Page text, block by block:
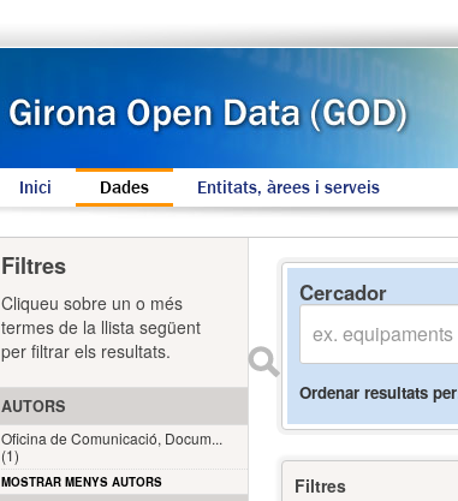
Inici Dades Entitats, àrees i serveis
Cercador
Ordenar resultats per
Filtres
Filtres
Cliqueu sobre un o més
termes de la llista següent
per filtrar els resultats.
AUTORS
Oficina de Comunicació, Docum...
(1)
MOSTRAR MENYS AUTORS